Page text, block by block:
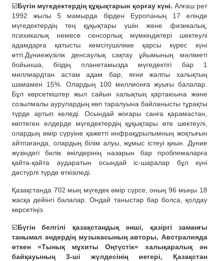
☑️Бүгін мүгедектердің құқықтарын қорғау күні. Алғаш рет
1992 жылы 5 мамырда бірден Еуропаның 17 елінде
мүгедектердің тең құқықтары үшін және физикалық,
психикалық немесе сенсорлық мүмкіндіктері шектеулі
адамдарға қатысты кемсітушілікке қарсы күрес күні
өтті.Дүниежүзілік денсаулық сақтау ұйымының мәліметі
бойынша, біздің планетамызда мүгедектігі бар 1
миллиардтан астам адам бар, яғни жалпы халықтың
шамамен 15%. Олардың 100 миллионға жуығы балалар.
Бұл көрсеткіштер жыл сайын халықтың қартаюына және
созылмалы аурулардың көп таралуына байланысты тұрақты
түрде артып келеді. Осындай жоғары санға қарамастан,
көптеген елдерде мүгедектердің құқықтары өте шектеулі,
олардың өмір сүруіне қажетті инфрақұрылымның жоқтығын
айтпағанда, олардың білім алуы, жұмыс істеуі қиын. Дүние
жүзіндегі билік өкілдерінің назарын бар проблемаларға
қайта-қайта аударатын осындай іс-шаралар бұл күні
дәстүрлі түрде өткізіледі.
Қазақстанда 702 мың мүгедек өмір сүрсе, оның 96 мыңы 18
жасқа дейінгі балалар. Ондай таныстар бар болса, қолдау
көрсетіңіз.
☑️Бүгін белгілі қазақстандық әнші, қазіргі заманғы
танымал әндердің музыкасының авторы, Австралияда
өткен «Тынық мұхиты Оңтүстік» халықаралық ән
байқауының 3-ші жүлдесінің иегері, Қазақстан